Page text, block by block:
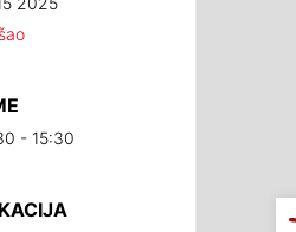
- 15:30